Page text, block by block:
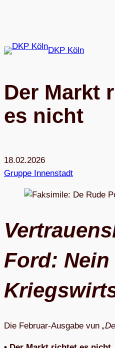
DKP Köln
Der Markt
es nicht
18.02.2026
Gruppe Innenstadt
Ford: Nein
Die Februar-Aus­gabe vun